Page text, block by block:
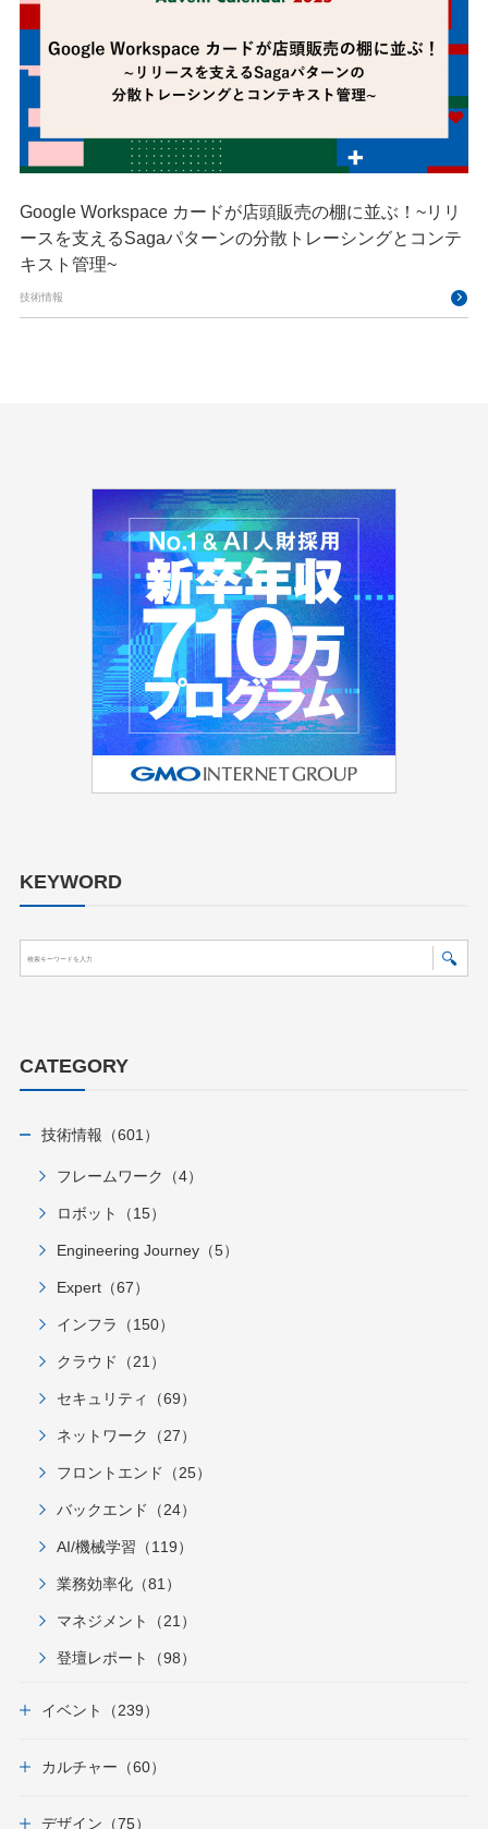
Google Workspace カードが店頭販売の棚に並ぶ！~リリ
ースを支えるSagaパターンの分散トレーシングとコンテ
キスト管理~
技術情報
KEYWORD
CATEGORY
技術情報（601）
フレームワーク（4）
ロボット（15）
Engineering Journey（5）
Expert（67）
インフラ（150）
クラウド（21）
セキュリティ（69）
ネットワーク（27）
フロントエンド（25）
バックエンド（24）
AI/機械学習（119）
業務効率化（81）
マネジメント（21）
登壇レポート（98）
イベント（239）
カルチャー（60）
デザイン（75）